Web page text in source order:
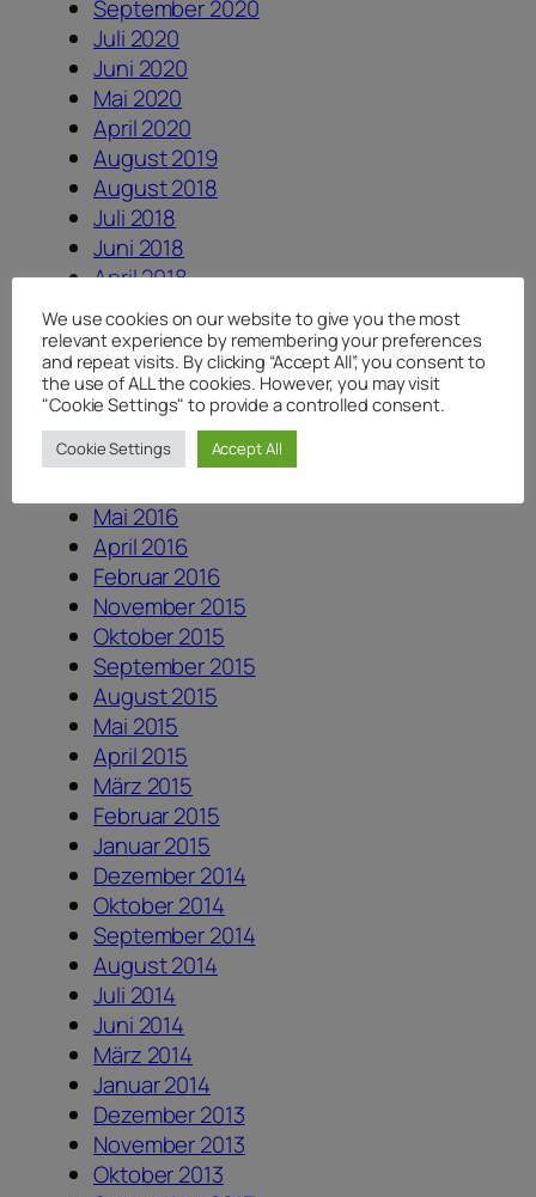
September 2020
Juli 2020
Juni 2020
Mai 2020
April 2020
August 2019
August 2018
Juli 2018
Juni 2018
April 2018
Januar 2018
August 2017
Juli 2017
Juni 2017
Dezember 2016
August 2016
Mai 2016
April 2016
Februar 2016
November 2015
Oktober 2015
September 2015
August 2015
Mai 2015
April 2015
März 2015
Februar 2015
Januar 2015
Dezember 2014
Oktober 2014
September 2014
August 2014
Juli 2014
Juni 2014
März 2014
Januar 2014
Dezember 2013
November 2013
Oktober 2013
We use cookies on our website to give you the most
relevant experience by remembering your preferences
and repeat visits. By clicking “Accept All”, you consent to
the use of ALL the cookies. However, you may visit
"Cookie Settings" to provide a controlled consent.
Cookie Settings Accept All